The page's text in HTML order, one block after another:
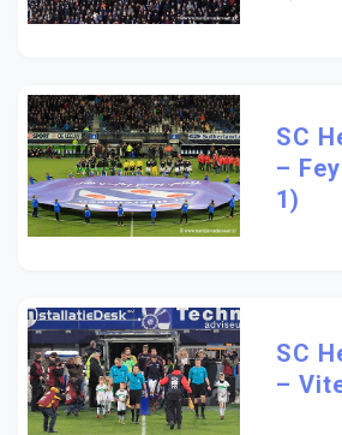
SC
–
1)
SC
–